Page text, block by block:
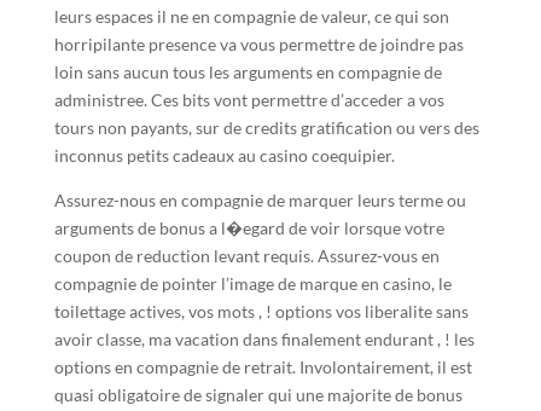
leurs espaces il ne en compagnie de valeur, ce qui son
horripilante presence va vous permettre de joindre pas
loin sans aucun tous les arguments en compagnie de
administree. Ces bits vont permettre d’acceder a vos
tours non payants, sur de credits gratification ou vers des
inconnus petits cadeaux au casino coequipier.
Assurez-nous en compagnie de marquer leurs terme ou
arguments de bonus a l�egard de voir lorsque votre
coupon de reduction levant requis. Assurez-vous en
compagnie de pointer l’image de marque en casino, le
toilettage actives, vos mots , ! options vos liberalite sans
avoir classe, ma vacation dans finalement endurant , ! les
options en compagnie de retrait. Involontairement, il est
quasi obligatoire de signaler qui une majorite de bonus